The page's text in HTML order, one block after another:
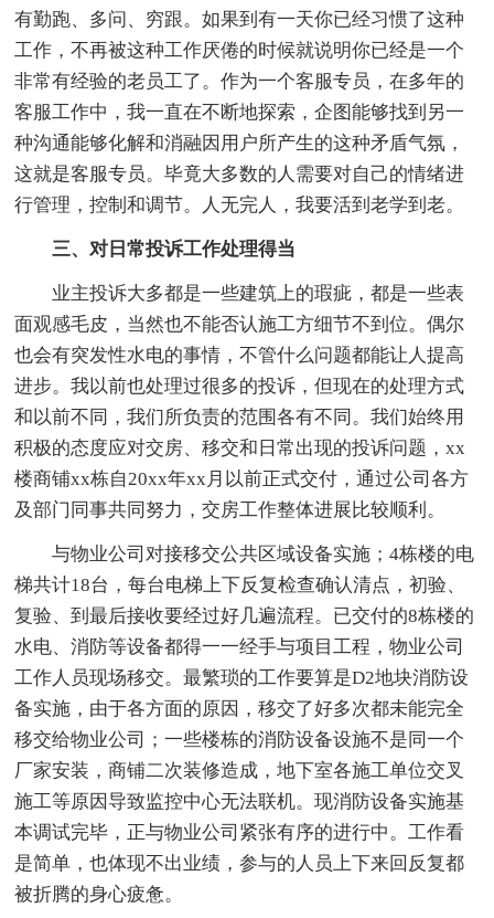
有勤跑、多问、穷跟。如果到有一天你已经习惯了这种
工作，不再被这种工作厌倦的时候就说明你已经是一个
非常有经验的老员工了。作为一个客服专员，在多年的
客服工作中，我一直在不断地探索，企图能够找到另一
种沟通能够化解和消融因用户所产生的这种矛盾气氛，
这就是客服专员。毕竟大多数的人需要对自己的情绪进
行管理，控制和调节。人无完人，我要活到老学到老。
三、对日常投诉工作处理得当
业主投诉大多都是一些建筑上的瑕疵，都是一些表
面观感毛皮，当然也不能否认施工方细节不到位。偶尔
也会有突发性水电的事情，不管什么问题都能让人提高
进步。我以前也处理过很多的投诉，但现在的处理方式
和以前不同，我们所负责的范围各有不同。我们始终用
积极的态度应对交房、移交和日常出现的投诉问题，xx
楼商铺xx栋自20xx年xx月以前正式交付，通过公司各方
及部门同事共同努力，交房工作整体进展比较顺利。
与物业公司对接移交公共区域设备实施；4栋楼的电
梯共计18台，每台电梯上下反复检查确认清点，初验、
复验、到最后接收要经过好几遍流程。已交付的8栋楼的
水电、消防等设备都得一一经手与项目工程，物业公司
工作人员现场移交。最繁琐的工作要算是D2地块消防设
备实施，由于各方面的原因，移交了好多次都未能完全
移交给物业公司；一些楼栋的消防设备设施不是同一个
厂家安装，商铺二次装修造成，地下室各施工单位交叉
施工等原因导致监控中心无法联机。现消防设备实施基
本调试完毕，正与物业公司紧张有序的进行中。工作看
是简单，也体现不出业绩，参与的人员上下来回反复都
被折腾的身心疲惫。